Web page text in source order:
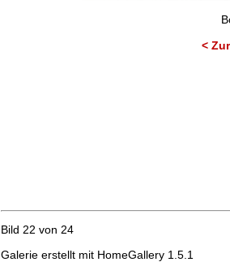
<
Bild 22 von 24
Galerie erstellt mit HomeGallery 1.5.1